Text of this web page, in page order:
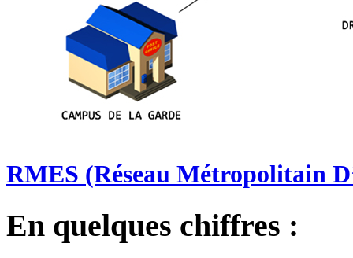
RMES (Réseau Métropolitain
En quelques chiffres :